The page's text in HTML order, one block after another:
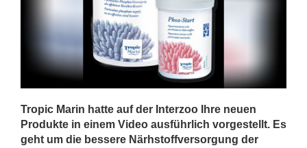
Tropic Marin hatte auf der Interzoo Ihre neuen
Produkte in einem Video ausführlich vorgestellt. Es
geht um die bessere Närhstoffversorgung der